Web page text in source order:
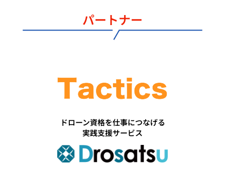
パートナー
ドローン資格を仕事につなげる
実践支援サービス